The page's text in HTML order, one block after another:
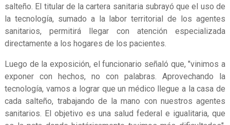
salteño. El titular de la cartera sanitaria subrayó que el uso de
la tecnología, sumado a la labor territorial de los agentes
sanitarios, permitirá llegar con atención especializada
directamente a los hogares de los pacientes.
Luego de la exposición, el funcionario señaló que, "vinimos a
exponer con hechos, no con palabras. Aprovechando la
tecnología, vamos a lograr que un médico llegue a la casa de
cada salteño, trabajando de la mano con nuestros agentes
sanitarios. El objetivo es una salud federal e igualitaria, que